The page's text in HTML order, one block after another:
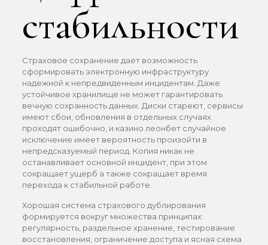
стабильности
Страховое сохранение дает возможность
сформировать электронную инфраструктуру
надежной к непредвиденным инцидентам. Даже
устойчивое хранилище не может гарантировать
вечную сохранность данных. Диски стареют, сервисы
имеют сбои, обновления в отдельных случаях
проходят ошибочно, и казино леонбет случайное
исключение имеет вероятность произойти в
непредсказуемый период. Копия никак не
останавливает основной инцидент, при этом
сокращает ущерб а также сокращает время
перехода к стабильной работе.
Хорошая система страхового дублирования
формируется вокруг множества принципах:
регулярность, раздельное хранение, тестирование
восстановления, ограничение доступа и ясная схема